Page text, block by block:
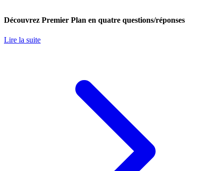
Découvrez Premier Plan en quatre questions/réponses
Lire la suite